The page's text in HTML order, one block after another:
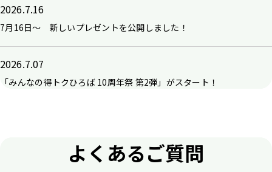
2026.7.16
7月16日～ 新しいプレゼントを公開しました！
2026.7.07
「みんなの得トクひろば 10周年祭 第2弾」がスタート！
よくあるご質問